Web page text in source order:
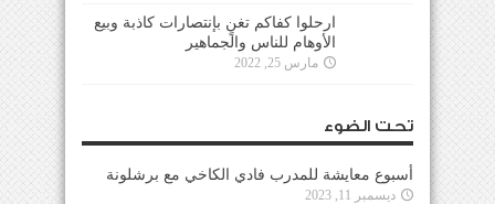
ارحلوا كفاكم تغنٍ بإنتصارات كاذبة وبيع
الأوهام للناس والجماهير
مارس 25, 2022
تحت الضوء
أسبوع معايشة للمدرب فادي الكاخي مع برشلونة
ديسمبر 11, 2023